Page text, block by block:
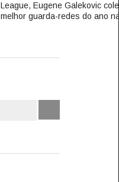
League, Eugene Galekovic
melhor guarda-redes do ano